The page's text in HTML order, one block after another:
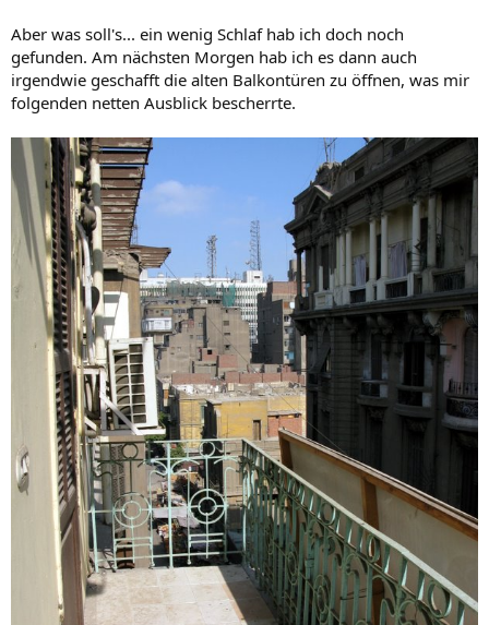
Aber was soll's... ein wenig Schlaf hab ich doch noch
gefunden. Am nächsten Morgen hab ich es dann auch
irgendwie geschafft die alten Balkontüren zu öffnen, was mir
folgenden netten Ausblick bescherrte.